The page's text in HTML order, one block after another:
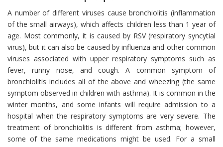
A number of different viruses cause bronchiolitis (inflammation
of the small airways), which affects children less than 1 year of
age. Most commonly, it is caused by RSV (respiratory syncytial
virus), but it can also be caused by influenza and other common
viruses associated with upper respiratory symptoms such as
fever, runny nose, and cough. A common symptom of
bronchiolitis includes all of the above and wheezing (the same
symptom observed in children with asthma). It is common in the
winter months, and some infants will require admission to a
hospital when the respiratory symptoms are very severe. The
treatment of bronchiolitis is different from asthma; however,
some of the same medications might be used. For a small